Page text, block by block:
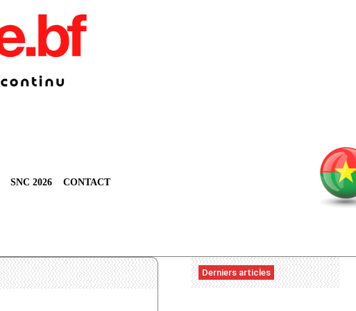
SNC 2026 CONTACT
Derniers articles